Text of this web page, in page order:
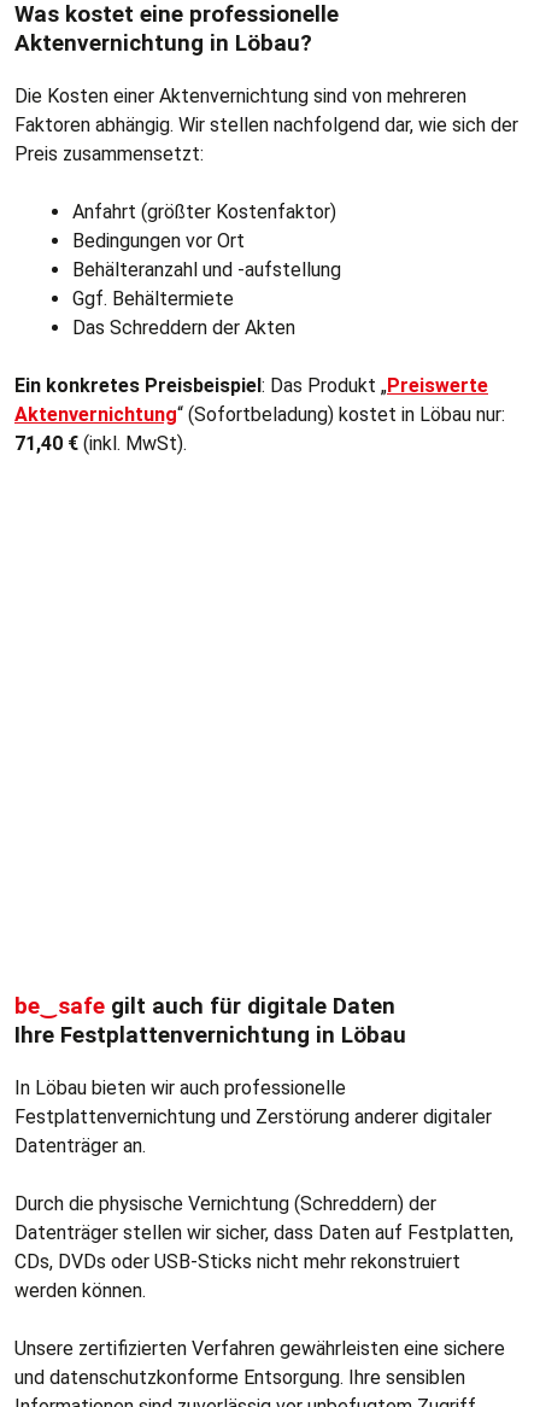
Was kostet eine professionelle
Aktenvernichtung in Löbau?
Die Kosten einer Aktenvernichtung sind von mehreren
Faktoren abhängig. Wir stellen nachfolgend dar, wie sich der
Preis zusammensetzt:
Anfahrt (größter Kostenfaktor)
Bedingungen vor Ort
Behälteranzahl und -aufstellung
Ggf. Behältermiete
Das Schreddern der Akten
Ein konkretes Preisbeispiel: Das Produkt „Preiswerte
Aktenvernichtung“ (Sofortbeladung) kostet in Löbau nur:
71,40 € (inkl. MwSt).
be‿safe gilt auch für digitale Daten
Ihre Festplattenvernichtung in Löbau
In Löbau bieten wir auch professionelle
Festplattenvernichtung und Zerstörung anderer digitaler
Datenträger an.
Durch die physische Vernichtung (Schreddern) der
Datenträger stellen wir sicher, dass Daten auf Festplatten,
CDs, DVDs oder USB-Sticks nicht mehr rekonstruiert
werden können.
Unsere zertifizierten Verfahren gewährleisten eine sichere
und datenschutzkonforme Entsorgung. Ihre sensiblen